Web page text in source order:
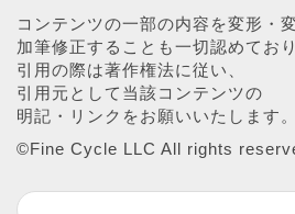
コンテンツの一部の内容を変形・
加筆修正することも一切認めてお
引用の際は著作権法に従い、
引用元として当該コンテンツの
明記・リンクをお願いいたします。
©︎Fine Cycle LLC All rights